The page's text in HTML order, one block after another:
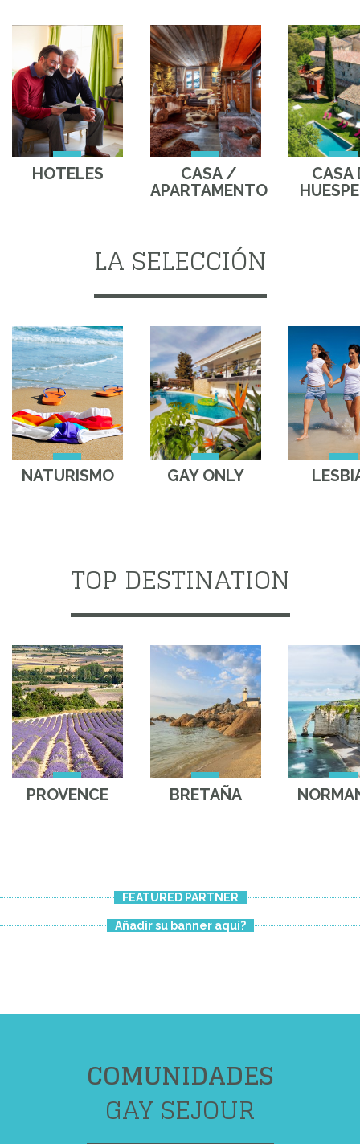
HOTELES
CASA /
APARTAMENTO
CASA
LA SELECCIÓN
NATURISMO GAY ONLY
TOP DESTINATION
PROVENCE BRETAÑA
FEATURED PARTNER
Añadir su banner aquí?
COMUNIDADES
GAY SEJOUR